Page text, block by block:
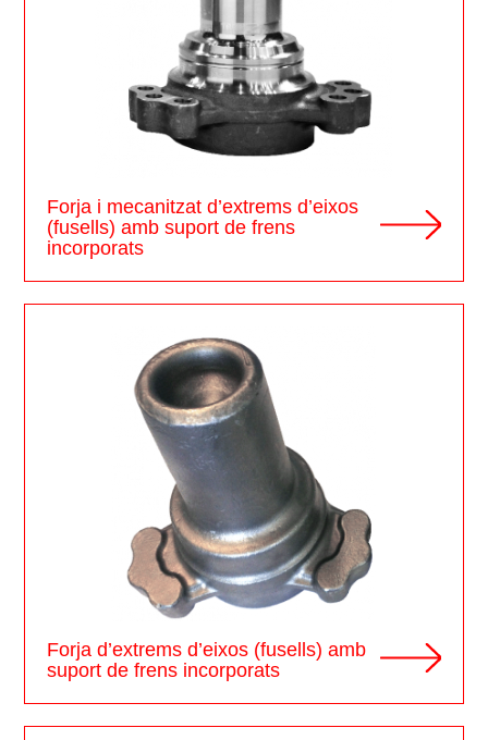
Forja i mecanitzat d’extrems d’eixos
(fusells) amb suport de frens
incorporats
Forja d’extrems d’eixos (fusells) amb
suport de frens incorporats